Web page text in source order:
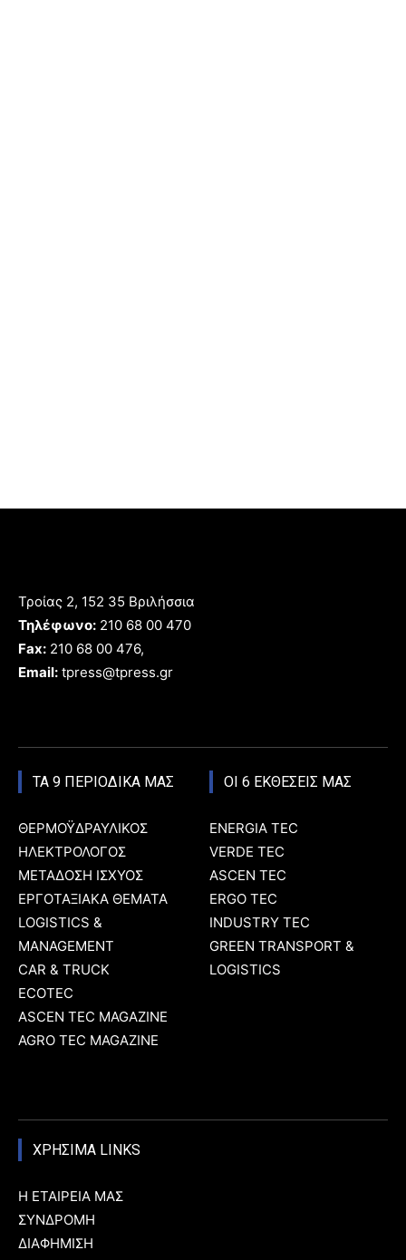
Τροίας 2, 152 35 Βριλήσσια
Τηλέφωνο: 210 68 00 470
Fax: 210 68 00 476,
Email: tpress@tpress.gr
ΤΑ 9 ΠΕΡΙΟΔΙΚΑ ΜΑΣ
ΘΕΡΜΟΫΔΡΑΥΛΙΚΟΣ
ΗΛΕΚΤΡΟΛΟΓΟΣ
ΜΕΤΑΔΟΣΗ ΙΣΧΥΟΣ
ΕΡΓΟΤΑΞΙΑΚΑ ΘΕΜΑΤΑ
LOGISTICS &
MANAGEMENT
CAR & TRUCK
ECOTEC
ASCEN TEC MAGAZINE
AGRO TEC MAGAZINE
ΟΙ 6 ΕΚΘΕΣΕΙΣ ΜΑΣ
ENERGIA TEC
VERDE TEC
ASCEN TEC
ERGO TEC
INDUSTRY TEC
GREEN TRANSPORT &
LOGISTICS
ΧΡΗΣΙΜΑ LINKS
Η ΕΤΑΙΡΕΙΑ ΜΑΣ
ΣΥΝΔΡΟΜΗ
ΔΙΑΦΗΜΙΣΗ